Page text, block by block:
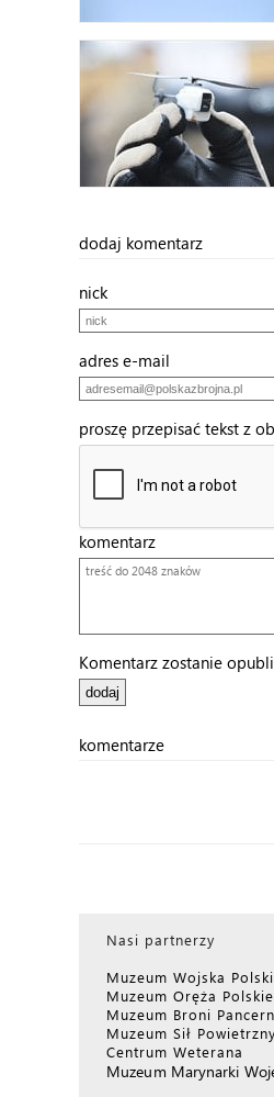
dodaj komentarz
nick
adres e-mail
proszę przepisać tekst z
komentarz
Komentarz zostanie
komentarze
Nasi partnerzy
Muzeum Wojska
Muzeum Oręża
Muzeum Broni
Muzeum Sił
Centrum Weterana
Muzeum Marynarki